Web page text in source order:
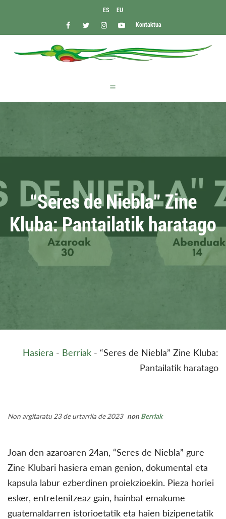
ES EU
Kontaktua
“Seres de Niebla” Zine
Kluba: Pantailatik haratago
Hasiera - Berriak - “Seres de Niebla” Zine Kluba:
Pantailatik haratago
Non argitaratu 23 de urtarrila de 2023 non Berriak
Joan den azaroaren 24an, “Seres de Niebla” gure
Zine Klubari hasiera eman genion, dokumental eta
kapsula labur ezberdinen proiekzioekin. Pieza horiei
esker, entretenitzeaz gain, hainbat emakume
guatemaldarren istorioetatik eta haien bizipenetatik